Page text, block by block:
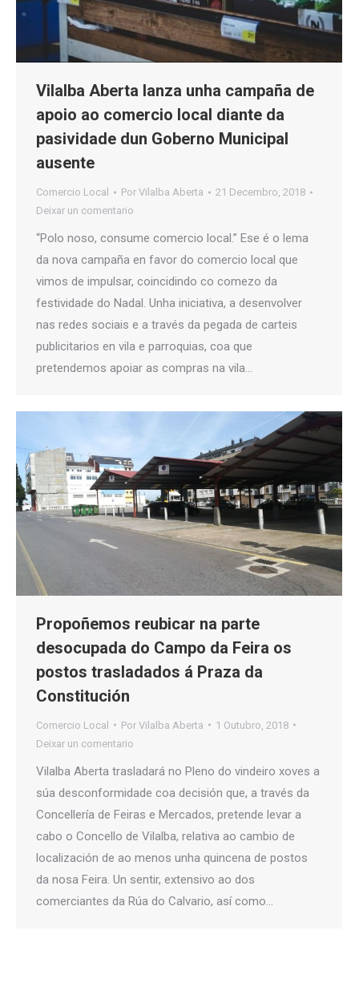
Vilalba Aberta lanza unha campaña de
apoio ao comercio local diante da
pasividade dun Goberno Municipal
ausente
Comercio Local Por Vilalba Aberta
21 Decembro, 2018
Deixar un comentario
“Polo noso, consume comercio local.” Ese é o lema
da nova campaña en favor do comercio local que
vimos de impulsar, coincidindo co comezo da
festividade do Nadal. Unha iniciativa, a desenvolver
nas redes sociais e a través da pegada de carteis
publicitarios en vila e parroquias, coa que
pretendemos apoiar as compras na vila…
Propoñemos reubicar na parte
desocupada do Campo da Feira os
postos trasladados á Praza da
Constitución
Comercio Local Por Vilalba Aberta
1 Outubro, 2018
Deixar un comentario
Vilalba Aberta trasladará no Pleno do vindeiro xoves a
súa desconformidade coa decisión que, a través da
Concellería de Feiras e Mercados, pretende levar a
cabo o Concello de Vilalba, relativa ao cambio de
localización de ao menos unha quincena de postos
da nosa Feira. Un sentir, extensivo ao dos
comerciantes da Rúa do Calvario, así como…